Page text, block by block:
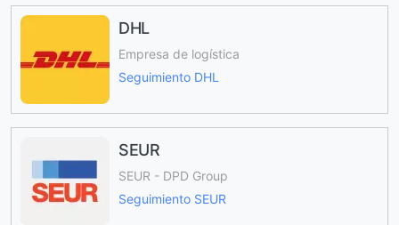
DHL
Empresa de logística
Seguimiento DHL
SEUR
SEUR - DPD Group
Seguimiento SEUR